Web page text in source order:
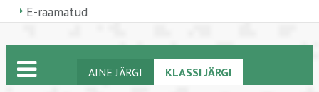
E-raamatud
AINE JÄRGI KLASSI JÄRGI